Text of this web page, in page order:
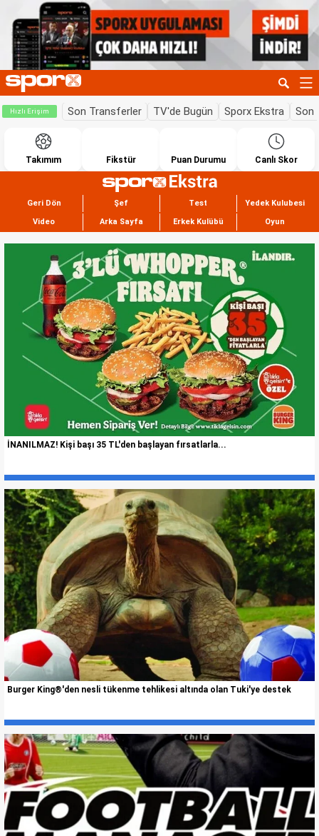
Hızlı Erişim Son Transferler TV'de Bugün Sporx Ekstra Son
Takımım Fikstür Puan Durumu Canlı Skor
Geri Dön Şef Test
Yedek Kulubesi
Video
Arka Sayfa Erkek Kulübü Oyun
İNANILMAZ! Kişi başı 35 TL'den başlayan fırsatlarla...
Burger King®'den nesli tükenme tehlikesi altında olan Tuki'ye destek